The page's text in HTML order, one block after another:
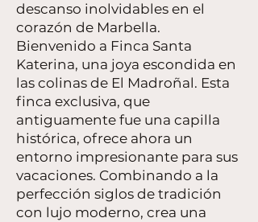
descanso inolvidables en el
corazón de Marbella.
Bienvenido a Finca Santa
Katerina, una joya escondida en
las colinas de El Madroñal. Esta
finca exclusiva, que
antiguamente fue una capilla
histórica, ofrece ahora un
entorno impresionante para sus
vacaciones. Combinando a la
perfección siglos de tradición
con lujo moderno, crea una